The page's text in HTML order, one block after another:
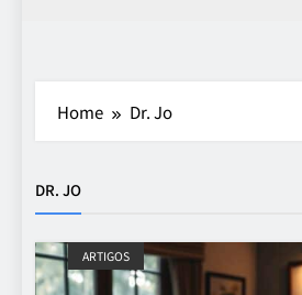
Home Dr. Jo
DR. JO
ARTIGOS